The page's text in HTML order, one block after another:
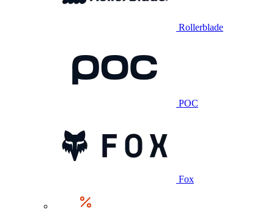
Rollerblade
POC
Fox